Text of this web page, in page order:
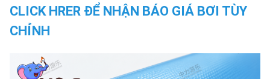
CLICK HRER ĐỂ NHẬN BÁO GIÁ BƠI TÙY
CHỈNH